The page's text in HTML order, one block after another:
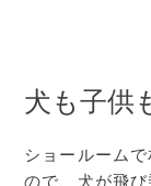
犬も子供
ショールーム
ので、犬が飛